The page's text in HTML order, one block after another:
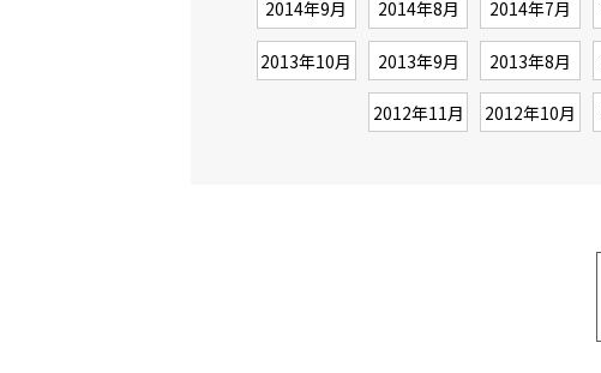
2014年9月 2014年8月 2014年7月
2013年10月 2013年9月 2013年8月
2012年11月 2012年10月